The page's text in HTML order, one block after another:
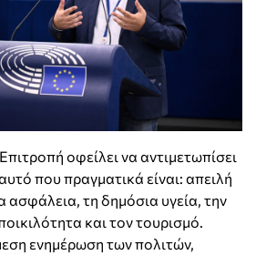
οφείλει να αντιμετωπίσει
που πραγματικά είναι: απειλή
ασφάλεια, τη δημόσια υγεία, την
και τον τουρισμό.
ενημέρωση των πολιτών,